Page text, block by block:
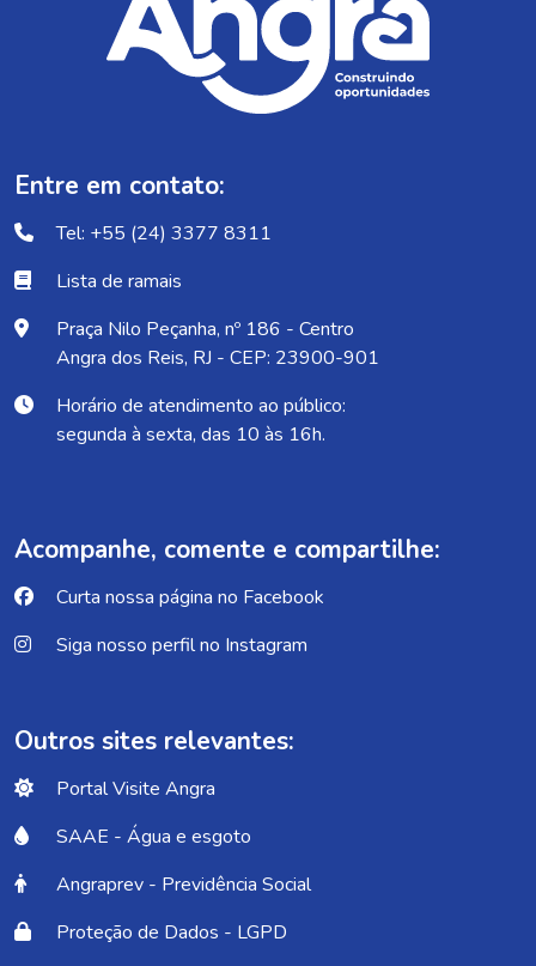
Entre em contato:
Tel: +55 (24) 3377 8311
Lista de ramais
Praça Nilo Peçanha, nº 186 - Centro
Angra dos Reis, RJ - CEP: 23900-901
Horário de atendimento ao público:
segunda à sexta, das 10 às 16h.
Acompanhe, comente e compartilhe:
Curta nossa página no Facebook
Siga nosso perfil no Instagram
Outros sites relevantes:
Portal Visite Angra
SAAE - Água e esgoto
Angraprev - Previdência Social
Proteção de Dados - LGPD